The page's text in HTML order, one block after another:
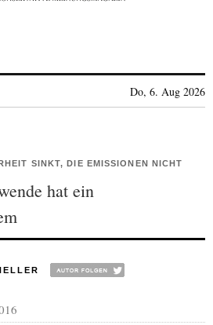
Do, 6. Aug 2026
SINKT, DIE EMISSIONEN NICHT
hat ein